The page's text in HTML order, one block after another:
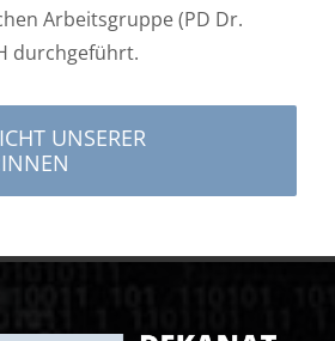
Arbeitsgruppe (PD Dr.
durchgeführt.
UNSERER